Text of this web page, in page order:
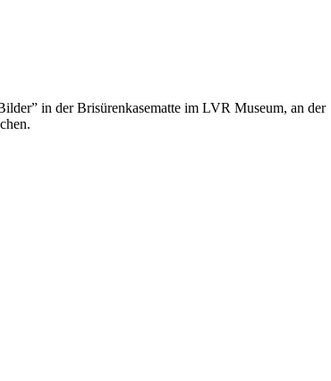
in der Brisürenkasematte im LVR Museum, an der